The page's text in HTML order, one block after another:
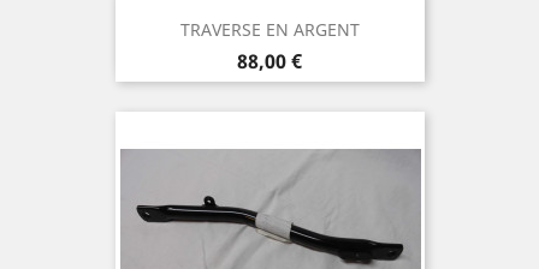
TRAVERSE EN ARGENT
Prix
88,00 €